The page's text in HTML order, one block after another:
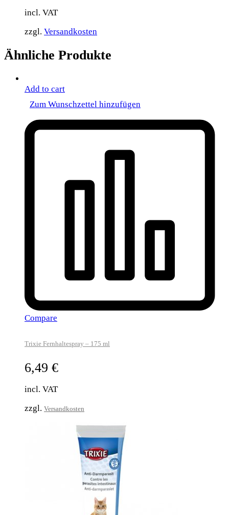
incl. VAT
zzgl. Versandkosten
Ähnliche Produkte
Add to cart
Zum Wunschzettel hinzufügen
Compare
Trixie Fernhaltespray – 175 ml
6,49 €
incl. VAT
zzgl. Versandkosten